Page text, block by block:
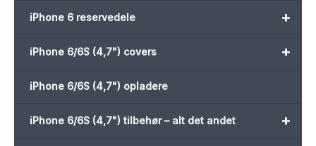
+
iPhone 6 reservedele
+
iPhone 6/6S (4,7") covers
iPhone 6/6S (4,7") opladere
+
iPhone 6/6S (4,7") tilbehør – alt det andet